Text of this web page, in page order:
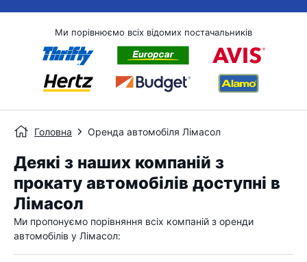
Ми порівнюємо всіх відомих постачальників
Головна Оренда автомобіля Лімасол
Деякі з наших компаній з
прокату автомобілів доступні в
Лімасол
Ми пропонуємо порівняння всіх компаній з оренди
автомобілів у Лімасол: